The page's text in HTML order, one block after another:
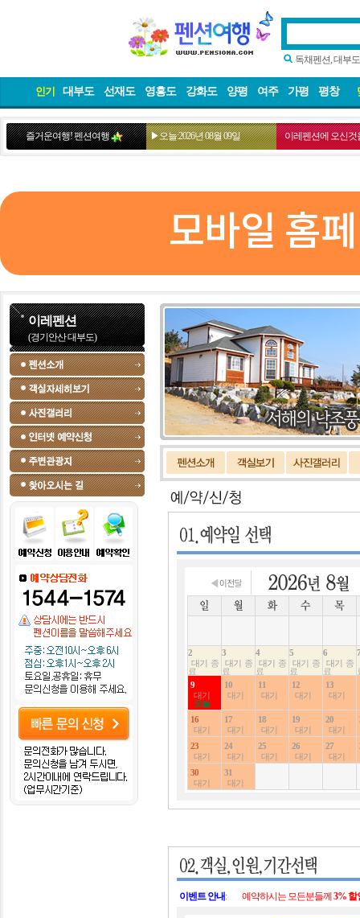
독채펜션, 대부
인기 대부도 선재도 영흥도 강화도 양평 여주 가평 평창
즐거운여행! 펜션여행 ▶오늘:2026년 08월 09일 이레펜션에 오신것
모바일 홈
이레펜션
(경기안산 대부도)
2
대기 종
료
3
대기 종
료
4
대기 종
료
5
대기 종
료
6
대기 종
료
7
9
대기
오늘
10
대기
11
대기
12
대기
13
대기
16
대기
17
대기
18
대기
19
대기
20
대기
23
대기
24
대기
25
대기
26
대기
27
대기
30
대기
31
대기
이벤트 안내: 예약하시는 모든분들께 3% 할